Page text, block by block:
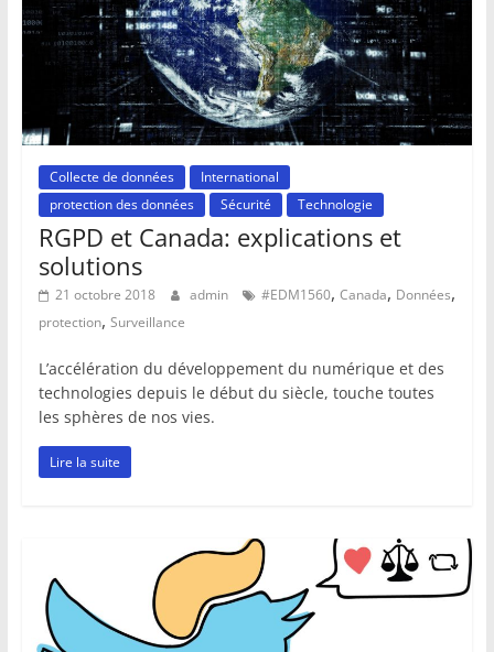
Collecte de données
International
protection des données
Sécurité Technologie
RGPD et Canada: explications et
solutions
21 octobre 2018 admin #EDM1560, Canada, Données,
protection, Surveillance
L’accélération du développement du numérique et des
technologies depuis le début du siècle, touche toutes
les sphères de nos vies.
Lire la suite